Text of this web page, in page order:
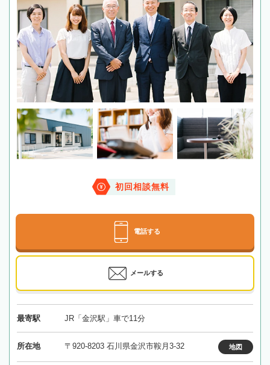
初回相談無料
電話する
メールする
最寄駅 JR「金沢駅」車で11分
所在地 〒920-8203 石川県金沢市鞍月3-32 地図